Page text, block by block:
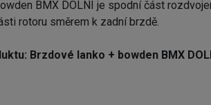
BMX DOLNÍ je spodní část
rotoru směrem k zadní brzdě.
Brzdové lanko + bowden BMX